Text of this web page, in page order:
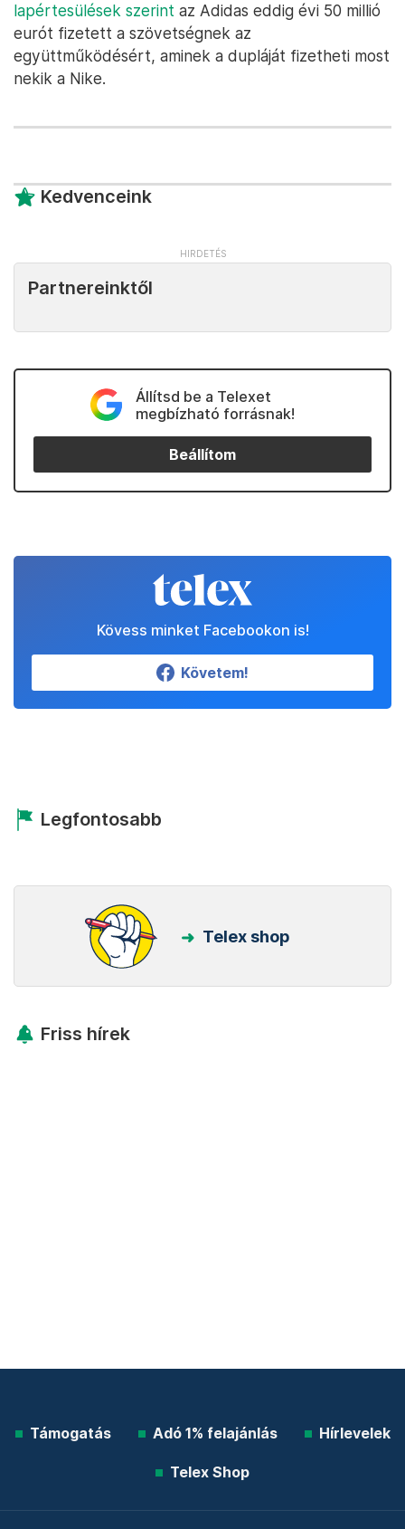
lapértesülések szerint az Adidas eddig évi 50 millió
eurót fizetett a szövetségnek az
együttműködésért, aminek a dupláját fizetheti most
nekik a Nike.
Kedvenceink
Partnereinktől
Állítsd be a Telexet
megbízható forrásnak!
Beállítom
Kövess minket Facebookon is!
Követem!
Legfontosabb
Telex shop
Friss hírek
Támogatás Adó 1% felajánlás Hírlevelek
Telex Shop